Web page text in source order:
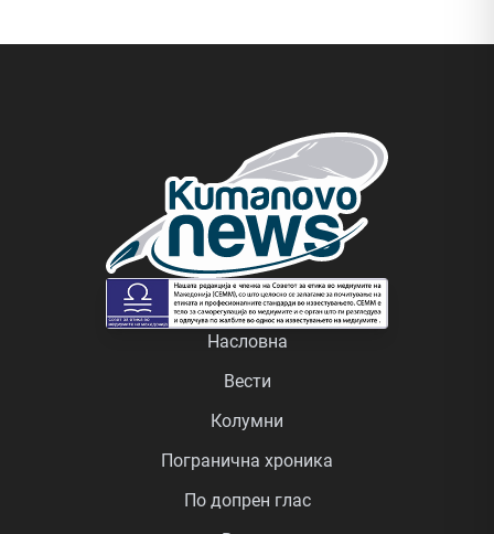
Насловна
Вести
Колумни
Погранична хроника
По допрен глас